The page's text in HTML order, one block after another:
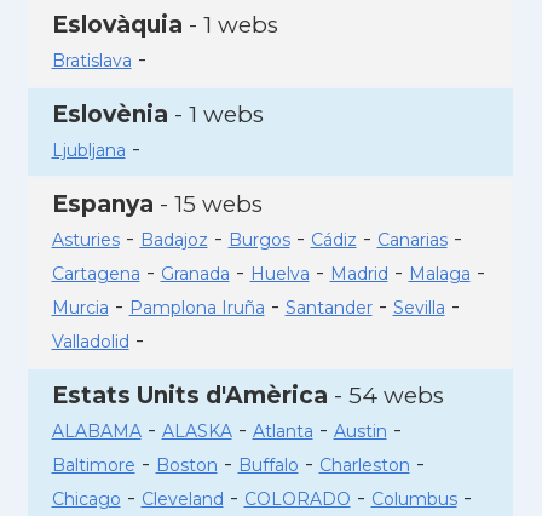
Eslovàquia - 1 webs
Bratislava -
Eslovènia - 1 webs
Ljubljana -
Espanya - 15 webs
Asturies- Badajoz - Burgos- Cádiz - Canarias-
Cartagena - Granada - Huelva - Madrid - Malaga -
Murcia - Pamplona Iruña - Santander- Sevilla -
Valladolid -
Estats Units d'Amèrica - 54 webs
ALABAMA- ALASKA- Atlanta - Austin -
Baltimore - Boston - Buffalo - Charleston -
Chicago - Cleveland - COLORADO - Columbus-